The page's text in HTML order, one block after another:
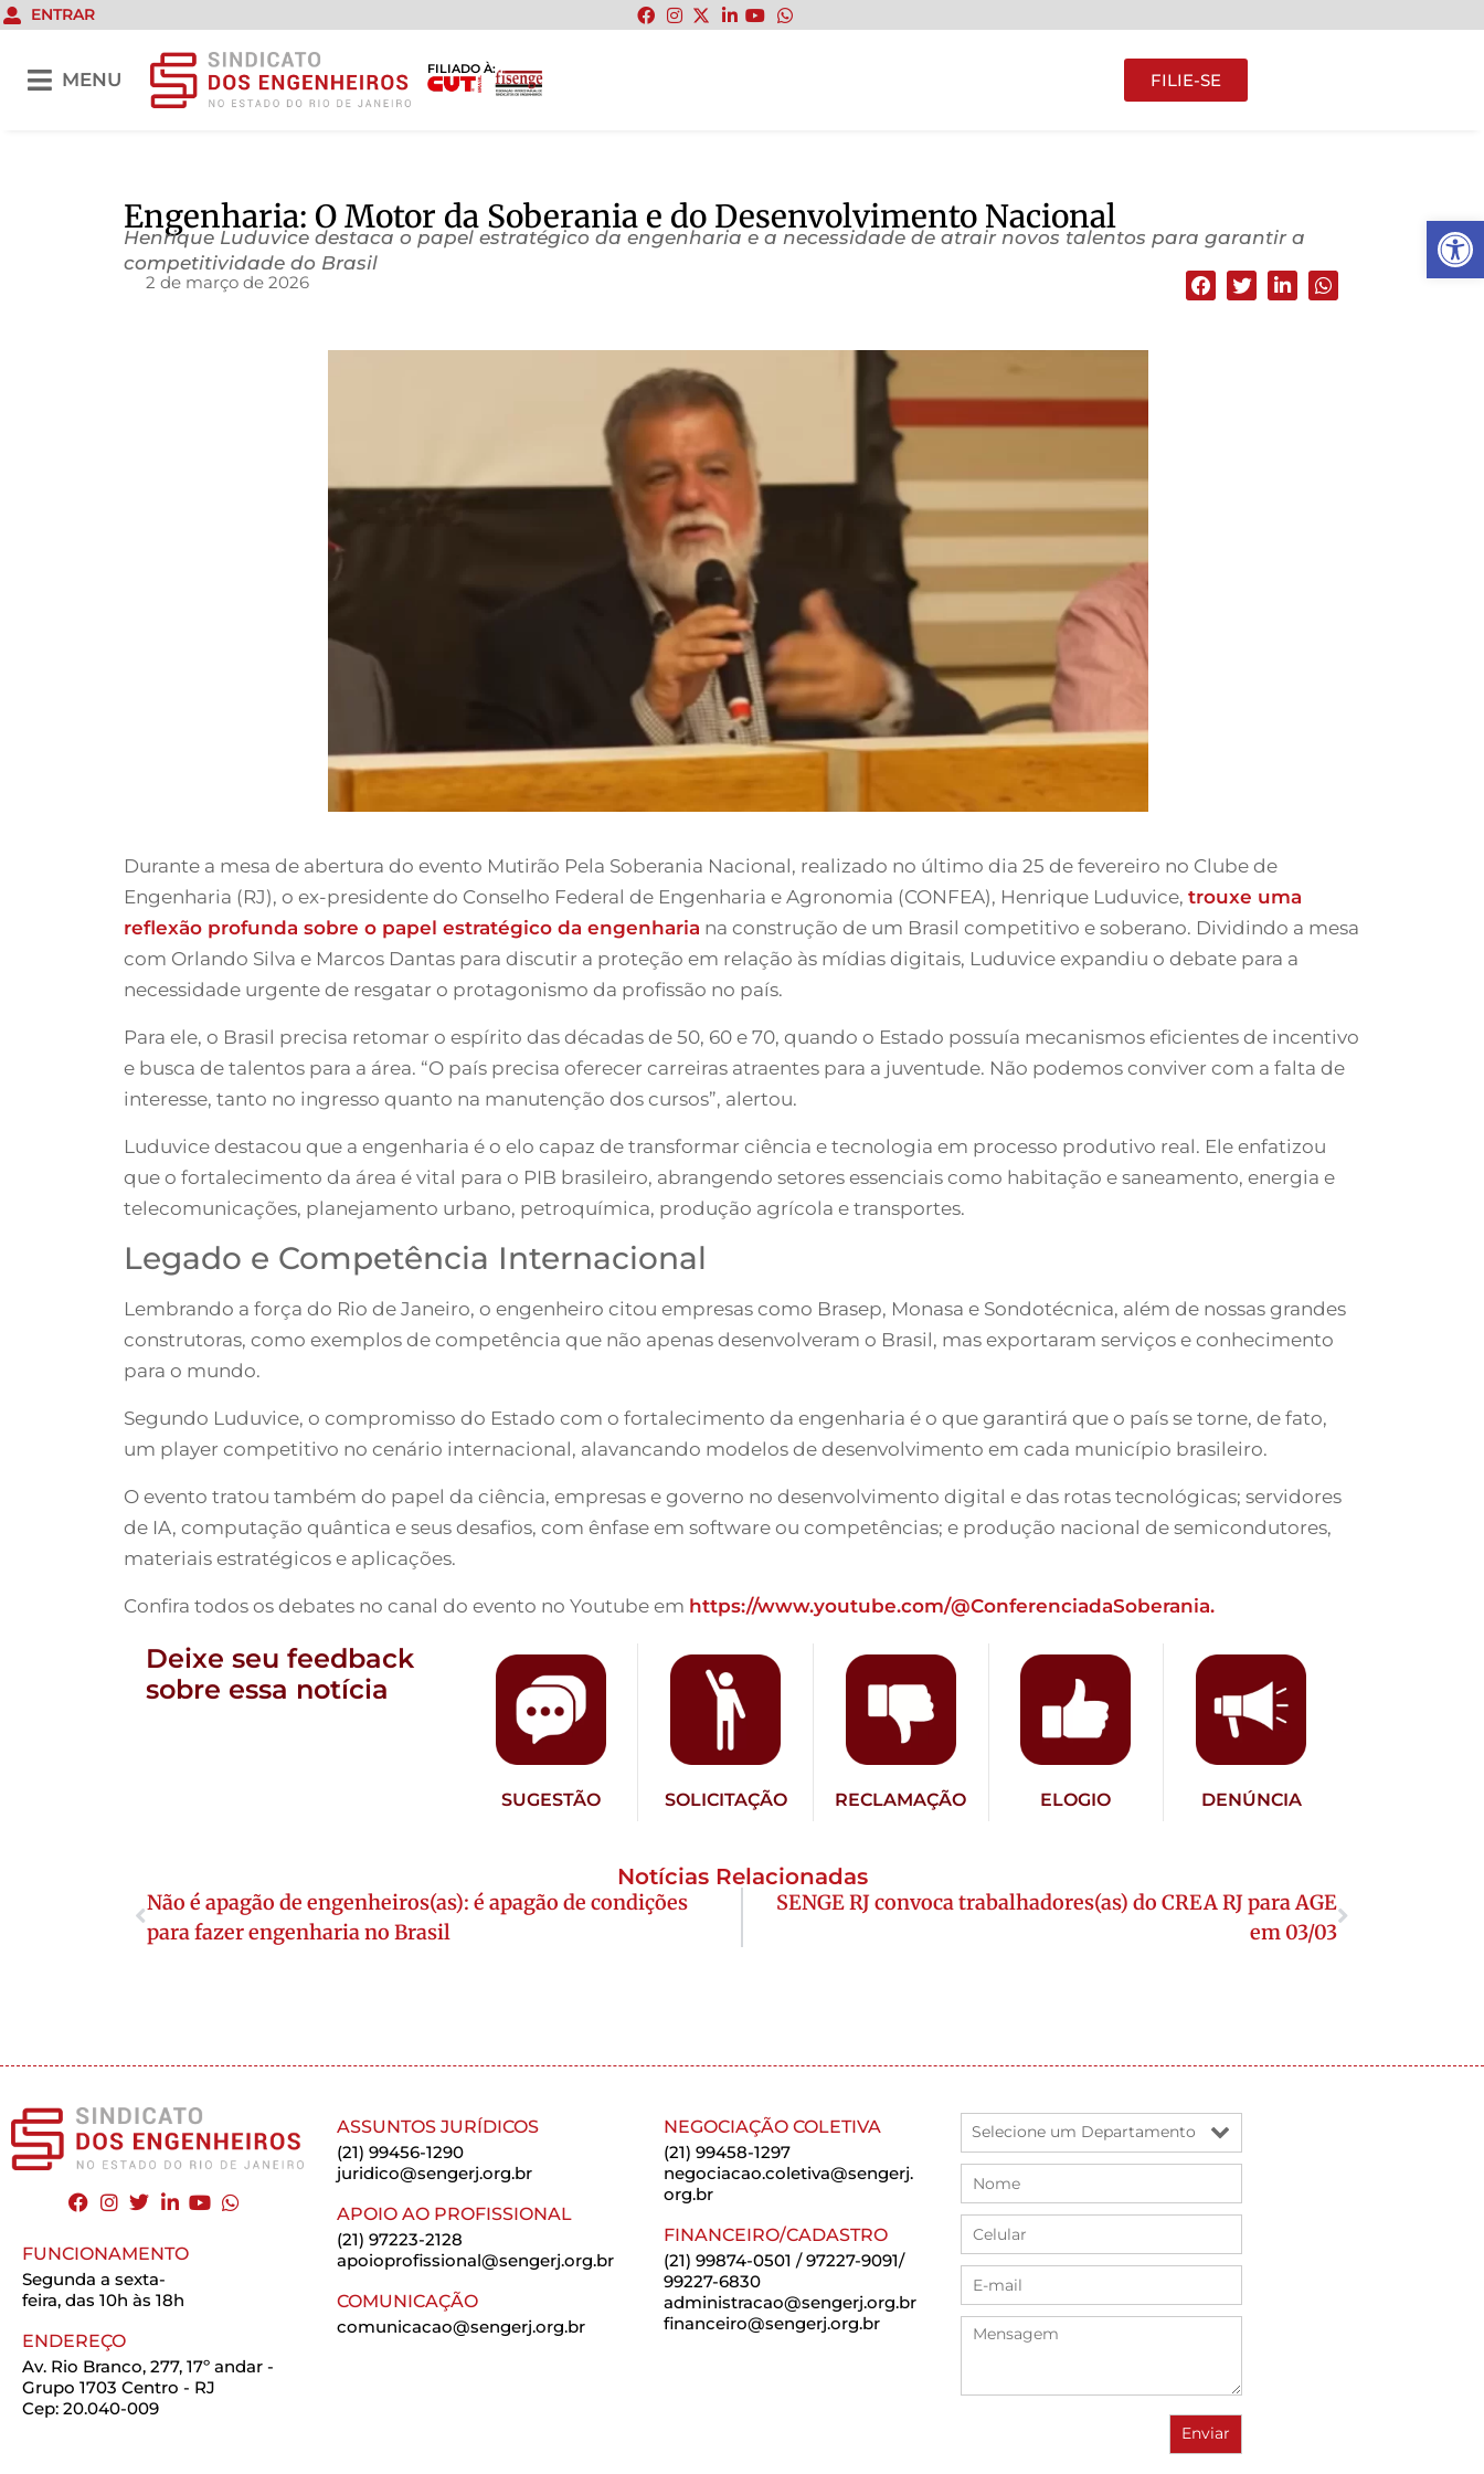
Abrir
ENTRAR
MENU
FILIADO À:
FILIE-SE
Engenharia: O Motor da Soberania e do Desenvolvimento Nacional
Henrique Luduvice destaca o papel estratégico da engenharia e a necessidade de atrair novos talentos para garantir a
competitividade do Brasil
2 de março de 2026
Durante a mesa de abertura do evento Mutirão Pela Soberania Nacional, realizado no último dia 25 de fevereiro no Clube de
Engenharia (RJ), o ex-presidente do Conselho Federal de Engenharia e Agronomia (CONFEA), Henrique Luduvice, trouxe uma
reflexão profunda sobre o papel estratégico da engenharia na construção de um Brasil competitivo e soberano. Dividindo a mesa
com Orlando Silva e Marcos Dantas para discutir a proteção em relação às mídias digitais, Luduvice expandiu o debate para a
necessidade urgente de resgatar o protagonismo da profissão no país.
Para ele, o Brasil precisa retomar o espírito das décadas de 50, 60 e 70, quando o Estado possuía mecanismos eficientes de incentivo
e busca de talentos para a área. “O país precisa oferecer carreiras atraentes para a juventude. Não podemos conviver com a falta de
interesse, tanto no ingresso quanto na manutenção dos cursos”, alertou.
Luduvice destacou que a engenharia é o elo capaz de transformar ciência e tecnologia em processo produtivo real. Ele enfatizou
que o fortalecimento da área é vital para o PIB brasileiro, abrangendo setores essenciais como habitação e saneamento, energia e
telecomunicações, planejamento urbano, petroquímica, produção agrícola e transportes.
Legado e Competência Internacional
Lembrando a força do Rio de Janeiro, o engenheiro citou empresas como Brasep, Monasa e Sondotécnica, além de nossas grandes
construtoras, como exemplos de competência que não apenas desenvolveram o Brasil, mas exportaram serviços e conhecimento
para o mundo.
Segundo Luduvice, o compromisso do Estado com o fortalecimento da engenharia é o que garantirá que o país se torne, de fato,
um player competitivo no cenário internacional, alavancando modelos de desenvolvimento em cada município brasileiro.
O evento tratou também do papel da ciência, empresas e governo no desenvolvimento digital e das rotas tecnológicas; servidores
de IA, computação quântica e seus desafios, com ênfase em software ou competências; e produção nacional de semicondutores,
materiais estratégicos e aplicações.
Confira todos os debates no canal do evento no Youtube em https://www.youtube.com/@ConferenciadaSoberania.
Deixe seu feedback
sobre essa notícia
SUGESTÃO SOLICITAÇÃO RECLAMAÇÃO ELOGIO DENÚNCIA
Notícias Relacionadas
Não é apagão de engenheiros(as): é apagão de condições
para fazer engenharia no Brasil
SENGE RJ convoca trabalhadores(as) do CREA RJ para AGE
em 03/03
FUNCIONAMENTO
Segunda a sexta-
feira, das 10h às 18h
ENDEREÇO
Av. Rio Branco, 277, 17º andar -
Grupo 1703 Centro - RJ
Cep: 20.040-009
ASSUNTOS JURÍDICOS
(21) 99456-1290
juridico@sengerj.org.br
APOIO AO PROFISSIONAL
(21) 97223-2128
apoioprofissional@sengerj.org.br
COMUNICAÇÃO
comunicacao@sengerj.org.br
NEGOCIAÇÃO COLETIVA
(21) 99458-1297
negociacao.coletiva@sengerj.
org.br
FINANCEIRO/CADASTRO
(21) 99874-0501 / 97227-9091/
99227-6830
administracao@sengerj.org.br
financeiro@sengerj.org.br